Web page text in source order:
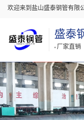
欢迎来到盐山盛泰钢管有限
盛泰
厂家直销